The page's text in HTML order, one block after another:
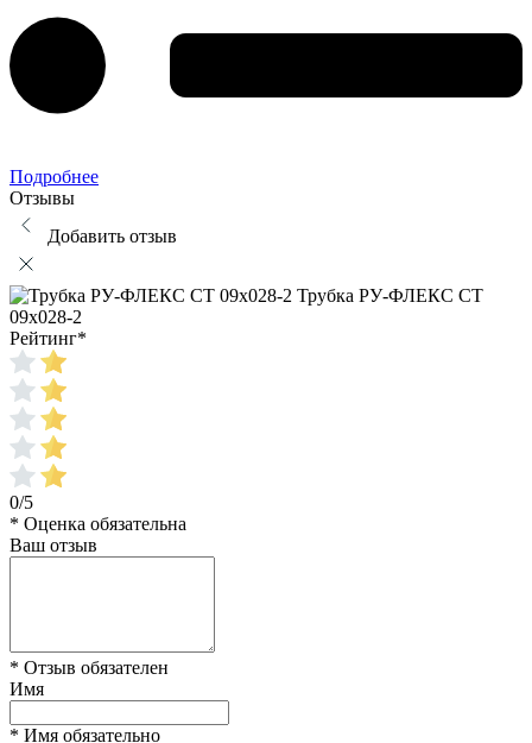
Подробнее
Отзывы
Добавить отзыв
Трубка РУ-ФЛЕКС СТ
09x028-2
Рейтинг*
0/5
* Оценка обязательна
Ваш отзыв
* Отзыв обязателен
Имя
* Имя обязательно